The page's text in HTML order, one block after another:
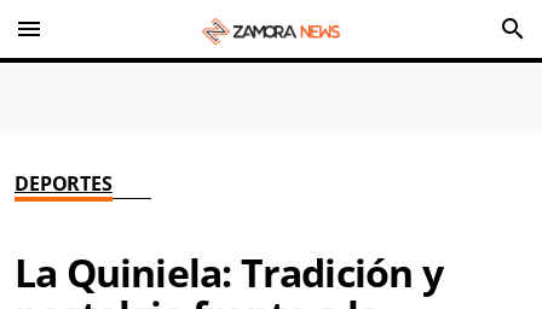
menu search
DEPORTES
La Quiniela: Tradición y